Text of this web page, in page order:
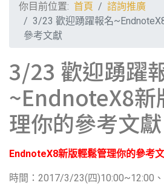
你目前位置: 首頁
諮詢推廣
3/23 歡迎踴躍報名
參考文獻
3/23 歡迎踴躍
~EndnoteX8新
理你的參考文獻
EndnoteX8新版輕鬆管理你的參考
時間： 2017/3/23(四)10:00~12:00 、